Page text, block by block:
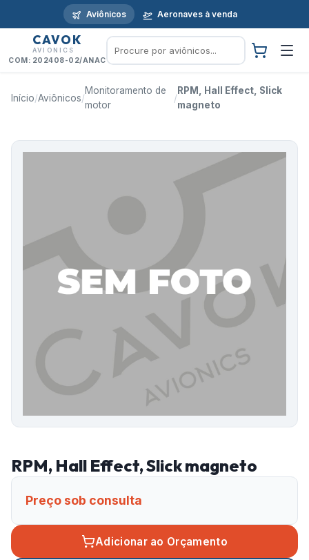
Aviônicos Aeronaves à venda
CAVOK
AVIONICS
COM: 202408-02/ANAC
Início/Aviônicos/
Monitoramento de
motor
/
RPM, Hall Effect, Slick
magneto
RPM, Hall Effect, Slick magneto
Preço sob consulta
Adicionar ao Orçamento